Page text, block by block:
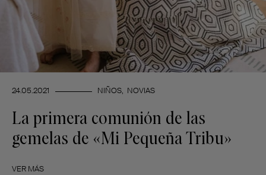
24.05.2021 NIÑOS NOVIAS
La primera comunión de las
gemelas de «Mi Pequeña Tribu»
VER MÁS